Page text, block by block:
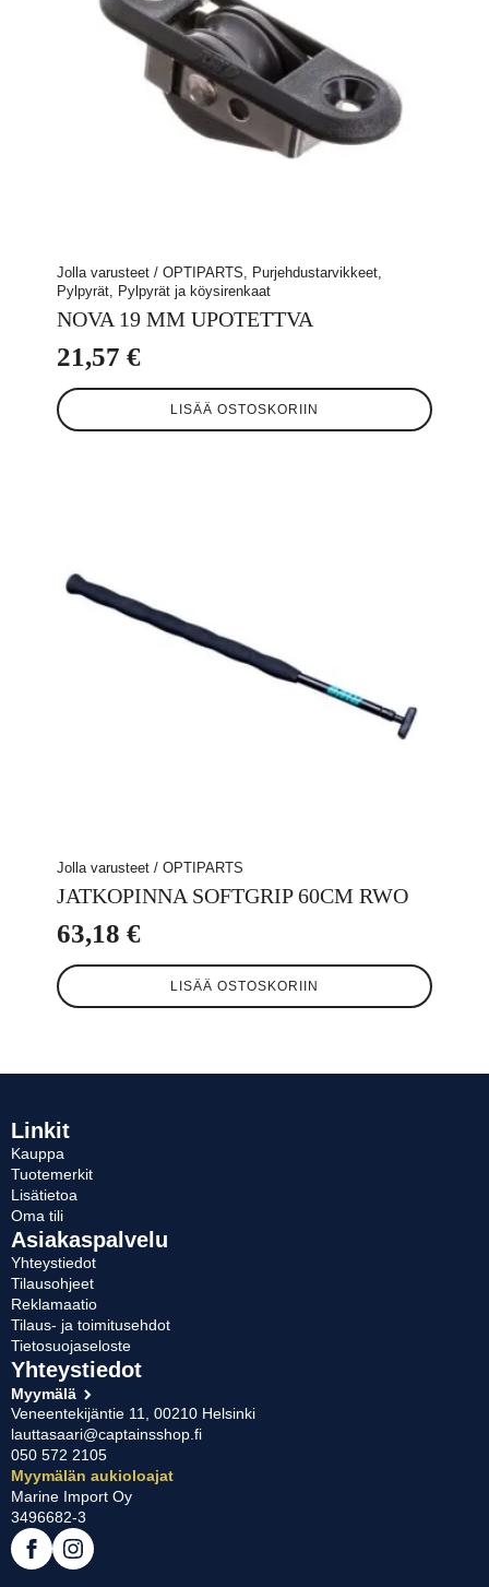
Jolla varusteet / OPTIPARTS, Purjehdustarvikkeet,
Pylpyrät, Pylpyrät ja köysirenkaat
NOVA 19 MM UPOTETTVA
21,57 €
LISÄÄ OSTOSKORIIN
Jolla varusteet / OPTIPARTS
JATKOPINNA SOFTGRIP 60CM RWO
63,18 €
LISÄÄ OSTOSKORIIN
Linkit
Kauppa
Tuotemerkit
Lisätietoa
Oma tili
Asiakaspalvelu
Yhteystiedot
Tilausohjeet
Reklamaatio
Tilaus- ja toimitusehdot
Tietosuojaseloste
Yhteystiedot
Myymälä
Veneentekijäntie 11, 00210 Helsinki
lauttasaari@captainsshop.fi
050 572 2105
Myymälän aukioloajat
Marine Import Oy
3496682-3